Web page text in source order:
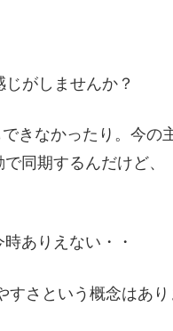
がしませんか？
きなかったり。今の
同期するんだけど、
ありえない・・
さという概念はあり